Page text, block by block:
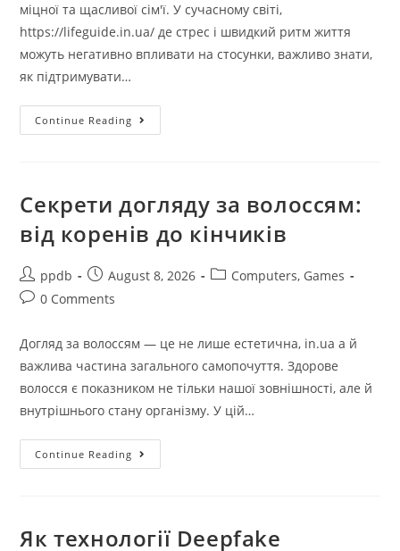
міцної та щасливої сім'ї. У сучасному світі,
https://lifeguide.in.ua/ де стрес і швидкий ритм життя
можуть негативно впливати на стосунки, важливо знати,
як підтримувати…
Continue Reading Відносини:
Як
Секрети догляду за волоссям:
від коренів до кінчиків
Post
author:
ppdb
Post
published:
August 8, 2026
PostComputers, Games
Post0 Comments
Догляд за волоссям — це не лише естетична, in.ua а й
важлива частина загального самопочуття. Здорове
волосся є показником не тільки нашої зовнішності, але й
внутрішнього стану організму. У цій…
Continue Reading Секрети
Догляду
Кінчиків
Як технології Deepfake